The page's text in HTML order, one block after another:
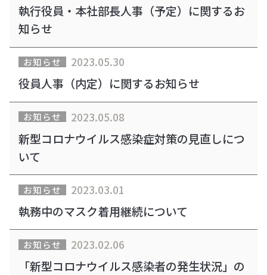
執行役員・本社部長人事（予定）に関するお
知らせ
お知らせ 2023.05.30
役員人事（内定）に関するお知らせ
お知らせ 2023.05.08
新型コロナウイルス感染症対策の見直しにつ
いて
お知らせ 2023.03.01
執務中のマスク着用継続について
お知らせ 2023.02.06
「新型コロナウイルス感染者の発生状況」の